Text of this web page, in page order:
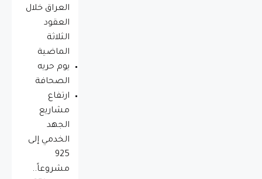
العراق خلال
العقود
الثلاثة
الماضية
يوم حريه
الصحافة
ارتفاع
مشاريع
الجهد
الخدمي إلى
925
مشروعاً..